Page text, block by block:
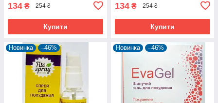
134 ₴ 254 ₴
Купити
134 ₴ 254 ₴
Купити
Новинка –46% Новинка –46%